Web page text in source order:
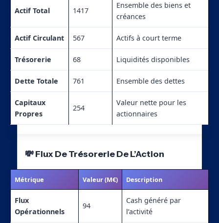
Actif Total 1417
Ensemble des biens et
créances
Actif Circulant 567 Actifs à court terme
Trésorerie 68 Liquidités disponibles
Dette Totale 761 Ensemble des dettes
Capitaux
Propres
254
Valeur nette pour les
actionnaires
💸 Flux De Trésorerie De L’Action
Métrique Valeur (M€) Description
Flux
Opérationnels
94
Cash généré par
l’activité